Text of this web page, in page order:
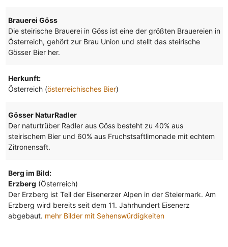
Brauerei Göss
Die steirische Brauerei in Göss ist eine der größten Brauereien in
Österreich, gehört zur Brau Union und stellt das steirische
Gösser Bier her.
Herkunft:
Österreich (österreichisches Bier)
Gösser NaturRadler
Der naturtrüber Radler aus Göss besteht zu 40% aus
steirischem Bier und 60% aus Fruchstsaftlimonade mit echtem
Zitronensaft.
Berg im Bild:
Erzberg (Österreich)
Der Erzberg ist Teil der Eisenerzer Alpen in der Steiermark. Am
Erzberg wird bereits seit dem 11. Jahrhundert Eisenerz
abgebaut. mehr Bilder mit Sehenswürdigkeiten